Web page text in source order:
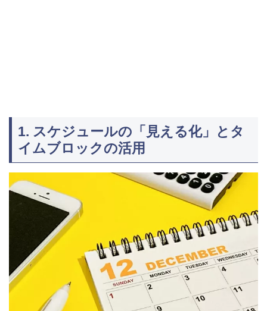
1. スケジュールの「見える化」とタ
イムブロックの活用